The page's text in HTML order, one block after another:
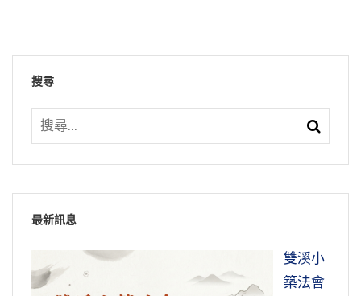
搜尋
最新訊息
雙溪小
築法會